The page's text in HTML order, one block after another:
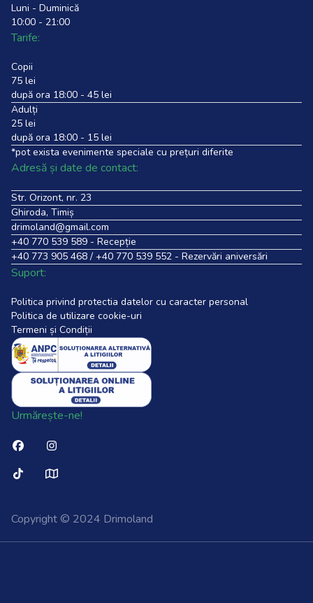
Luni - Duminică
10:00 - 21:00
Tarife:
Copii
75 lei
după ora 18:00 - 45 lei
Adulți
25 lei
după ora 18:00 - 15 lei
*pot exista evenimente speciale cu prețuri diferite
Adresă și date de contact:
Str. Orizont, nr. 23
Ghiroda, Timiș
drimoland@gmail.com
+40 770 539 589 - Recepție
+40 773 905 468 / +40 770 539 552 - Rezervări aniversări
Suport:
Politica privind protectia datelor cu caracter personal
Politica de utilizare cookie-uri
Termeni și Condiții
Urmărește-ne!
Copyright © 2024 Drimoland